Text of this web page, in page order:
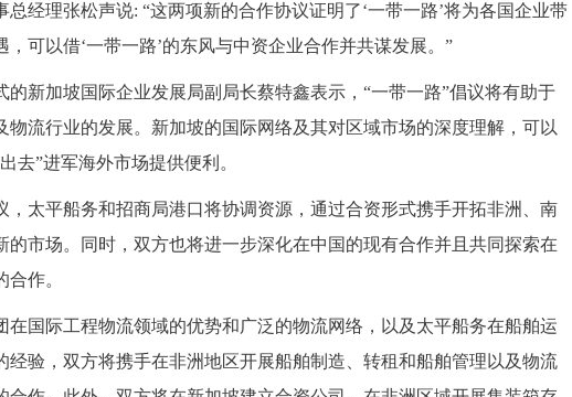
经理张松声说: “这两项新的合作协议证明了‘一带一路’将为各国企业带
，可以借‘一带一路’的东风与中资企业合作并共谋发展。”
新加坡国际企业发展局副局长蔡特鑫表示，“一带一路”倡议将有助于
物流行业的发展。新加坡的国际网络及其对区域市场的深度理解，可以
去”进军海外市场提供便利。
太平船务和招商局港口将协调资源，通过合资形式携手开拓非洲、南
的市场。同时，双方也将进一步深化在中国的现有合作并且共同探索在
作。
国际工程物流领域的优势和广泛的物流网络，以及太平船务在船舶运
经验，双方将携手在非洲地区开展船舶制造、转租和船舶管理以及物流